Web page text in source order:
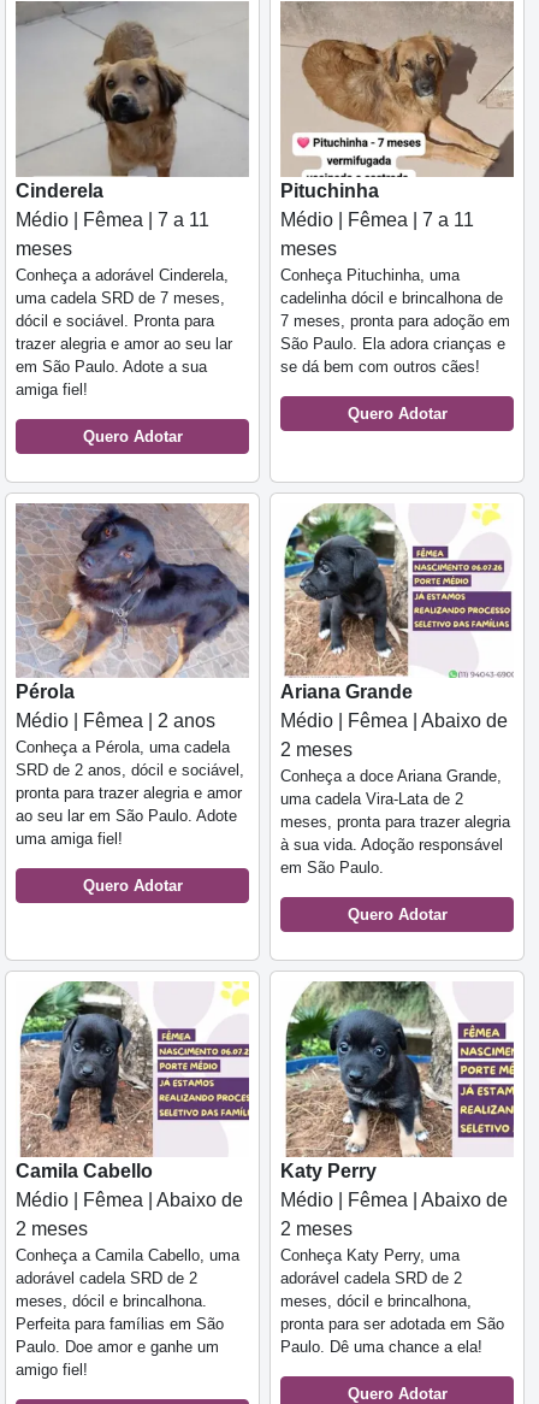
Cinderela
Médio | Fêmea | 7 a 11
meses
Conheça a adorável Cinderela,
uma cadela SRD de 7 meses,
dócil e sociável. Pronta para
trazer alegria e amor ao seu lar
em São Paulo. Adote a sua
amiga fiel!
Quero Adotar
Pituchinha
Médio | Fêmea | 7 a 11
meses
Conheça Pituchinha, uma
cadelinha dócil e brincalhona de
7 meses, pronta para adoção em
São Paulo. Ela adora crianças e
se dá bem com outros cães!
Quero Adotar
Pérola
Médio | Fêmea | 2 anos
Conheça a Pérola, uma cadela
SRD de 2 anos, dócil e sociável,
pronta para trazer alegria e amor
ao seu lar em São Paulo. Adote
uma amiga fiel!
Quero Adotar
Ariana Grande
Médio | Fêmea | Abaixo de
2 meses
Conheça a doce Ariana Grande,
uma cadela Vira-Lata de 2
meses, pronta para trazer alegria
à sua vida. Adoção responsável
em São Paulo.
Quero Adotar
Camila Cabello
Médio | Fêmea | Abaixo de
2 meses
Conheça a Camila Cabello, uma
adorável cadela SRD de 2
meses, dócil e brincalhona.
Perfeita para famílias em São
Paulo. Doe amor e ganhe um
amigo fiel!
Katy Perry
Médio | Fêmea | Abaixo de
2 meses
Conheça Katy Perry, uma
adorável cadela SRD de 2
meses, dócil e brincalhona,
pronta para ser adotada em São
Paulo. Dê uma chance a ela!
Quero Adotar